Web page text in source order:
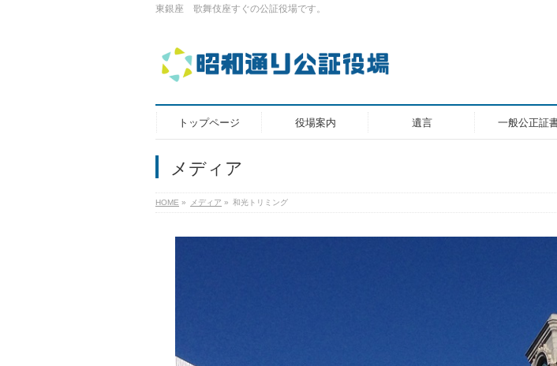
東銀座 歌舞伎座すぐの公証役場です。
トップページ 役場案内 遺言 一般公正証
メディア
HOME » メディア » 和光トリミング